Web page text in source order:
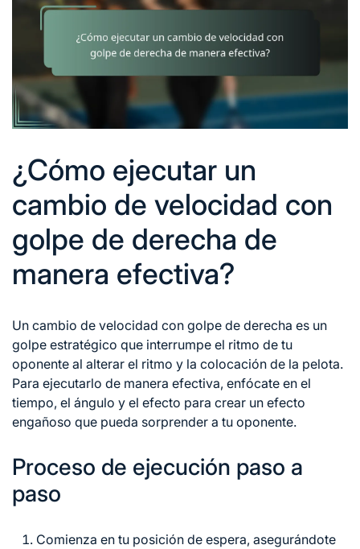
¿Cómo ejecutar un
cambio de velocidad con
golpe de derecha de
manera efectiva?
Un cambio de velocidad con golpe de derecha es un
golpe estratégico que interrumpe el ritmo de tu
oponente al alterar el ritmo y la colocación de la pelota.
Para ejecutarlo de manera efectiva, enfócate en el
tiempo, el ángulo y el efecto para crear un efecto
engañoso que pueda sorprender a tu oponente.
Proceso de ejecución paso a
paso
Comienza en tu posición de espera, asegurándote